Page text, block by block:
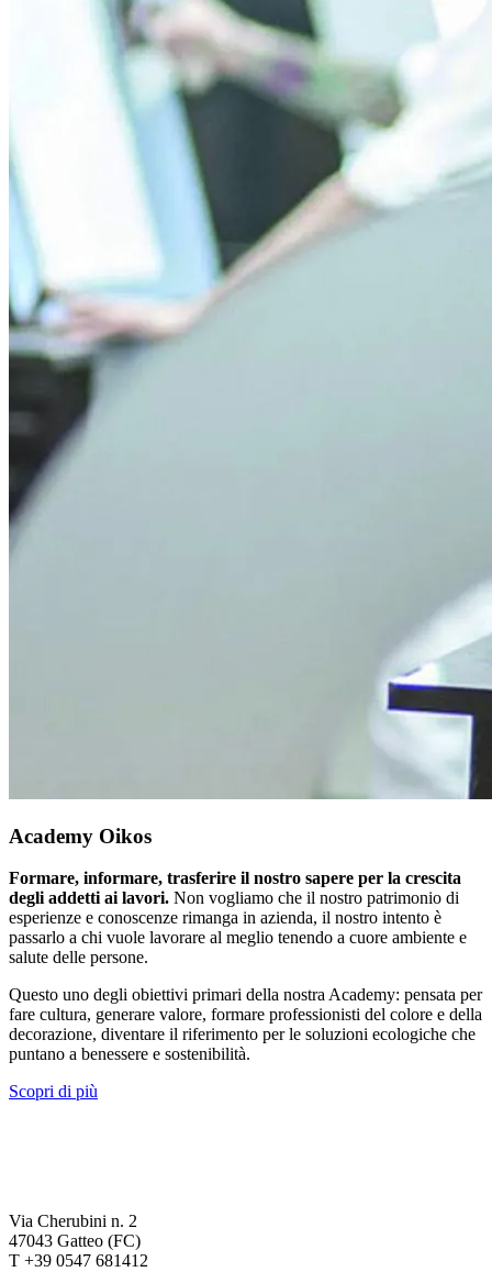
Academy Oikos
Formare, informare, trasferire il nostro sapere per la crescita
degli addetti ai lavori. Non vogliamo che il nostro patrimonio di
esperienze e conoscenze rimanga in azienda, il nostro intento è
passarlo a chi vuole lavorare al meglio tenendo a cuore ambiente e
salute delle persone.
Questo uno degli obiettivi primari della nostra Academy: pensata per
fare cultura, generare valore, formare professionisti del colore e della
decorazione, diventare il riferimento per le soluzioni ecologiche che
puntano a benessere e sostenibilità.
Scopri di più
Via Cherubini n. 2
47043 Gatteo (FC)
T +39 0547 681412